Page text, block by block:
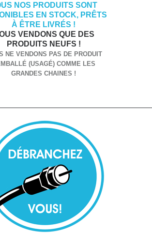
NOS PRODUITS SONT
EN STOCK, PRÊTS
À ÊTRE LIVRÉS !
VENDONS QUE DES
PRODUITS NEUFS !
NE VENDONS PAS DE PRODUIT
(USAGÉ) COMME LES
GRANDES CHAINES !